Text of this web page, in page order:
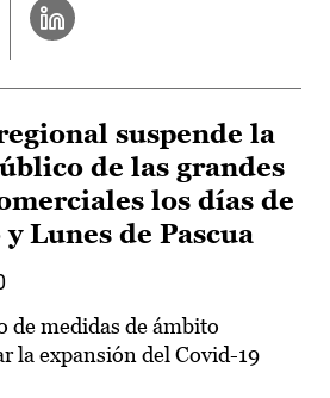
suspende la
de las grandes
los días de
Lunes de Pascua
de medidas de ámbito
la expansión del Covid-19